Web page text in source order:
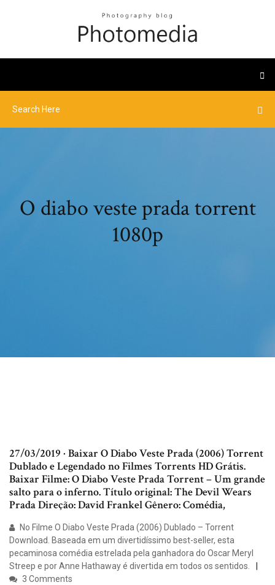
O diabo veste prada torrent
1080p
27/03/2019 · Baixar O Diabo Veste Prada (2006) Torrent
Dublado e Legendado no Filmes Torrents HD Grátis.
Baixar Filme: O Diabo Veste Prada Torrent – Um grande
salto para o inferno. Título original: The Devil Wears
Prada Direção: David Frankel Gênero: Comédia,
No Filme O Diabo Veste Prada (2006) Dublado – Torrent
Download. Baseada em um divertidíssimo best-seller, esta
pecaminosa comédia estrelada pela ganhadora do Oscar Meryl
Streep e por Anne Hathaway é divertida em todos os sentidos.
3 Comments